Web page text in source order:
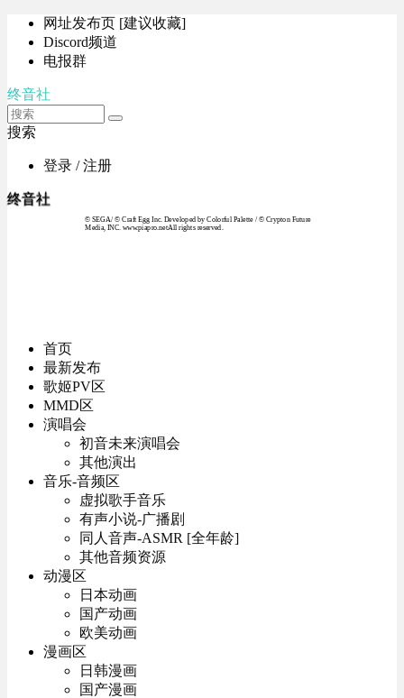
网址发布页 [建议收藏]
Discord频道
电报群
终音社
搜索
登录 / 注册
终音社
© SEGA / © Craft Egg Inc. Developed by Colorful Palette / © Crypton Future
Media, INC. www.piapro.netAll rights reserved.
首页
最新发布
歌姬PV区
MMD区
演唱会
初音未来演唱会
其他演出
音乐-音频区
虚拟歌手音乐
有声小说-广播剧
同人音声-ASMR [全年龄]
其他音频资源
动漫区
日本动画
国产动画
欧美动画
漫画区
日韩漫画
国产漫画